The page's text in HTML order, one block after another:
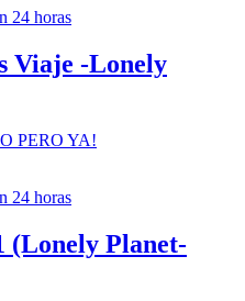
24 horas
Viaje -Lonely
PERO YA!
24 horas
(Lonely Planet-